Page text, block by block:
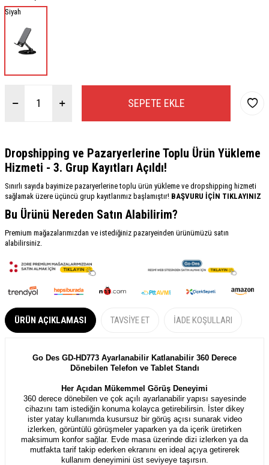
Siyah
SEPETE EKLE
Dropshipping ve Pazaryerlerine Toplu Ürün Yükleme
Hizmeti - 3. Grup Kayıtları Açıldı!
Sınırlı sayıda bayimize pazaryerlerine toplu ürün yükleme ve dropshipping hizmeti
sağlamak üzere üçüncü grup kayıtlarımız başlamıştır! BAŞVURU İÇİN TIKLAYINIZ
Bu Ürünü Nereden Satın Alabilirim?
Premium mağazalarımızdan ve istediğiniz pazaryeinden ürünümüzü satın
alabilirsiniz.
ÜRÜN AÇIKLAMASI TAVSIYE ET İADE KOŞULLARI
Go Des GD-HD773 Ayarlanabilir Katlanabilir 360 Derece
Dönebilen Telefon ve Tablet Standı
Her Açıdan Mükemmel Görüş Deneyimi
360 derece dönebilen ve çok açılı ayarlanabilir yapısı sayesinde
cihazını tam istediğin konuma kolayca getirebilirsin. İster dikey
ister yatay kullanımda kusursuz bir görüş açısı sunarak video
izlerken, görüntülü görüşmeler yaparken ya da içerik üretirken
maksimum konfor sağlar. Evde masa üzerinde dizi izlerken ya da
mutfakta tarif takip ederken ekranını en ideal açıya getirerek
kullanım deneyimini üst seviyeye taşırsın.